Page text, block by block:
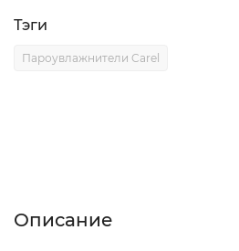
Тэги
Пароувлажнители Carel
Описание